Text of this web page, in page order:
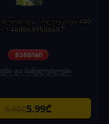
"სლობოდა" ოლივკოვი 400
/ 4600699506607
და სანელებლები
8.90₾5.99₾